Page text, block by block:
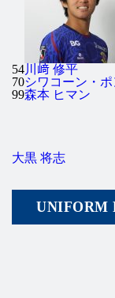
54川﨑 修平
70シワコーン・
99森本 ヒマン
大黒 将志
UNIFORM